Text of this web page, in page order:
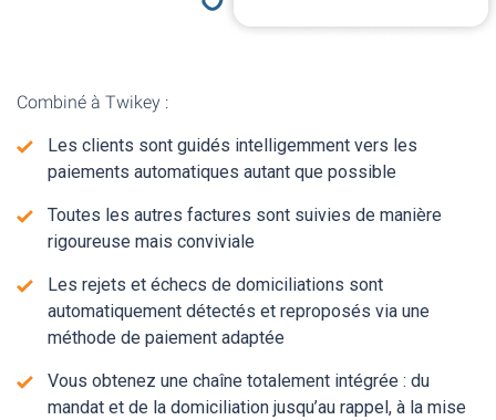
Combiné à Twikey :
Les clients sont guidés intelligemment vers les
paiements automatiques autant que possible
Toutes les autres factures sont suivies de manière
rigoureuse mais conviviale
Les rejets et échecs de domiciliations sont
automatiquement détectés et reproposés via une
méthode de paiement adaptée
Vous obtenez une chaîne totalement intégrée : du
mandat et de la domiciliation jusqu’au rappel, à la mise